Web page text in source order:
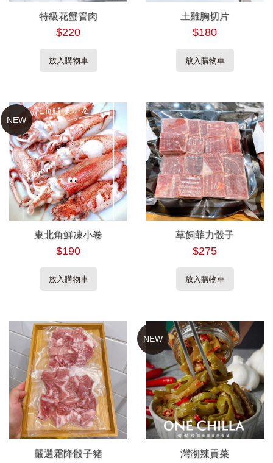
特級花蟹管肉
$220
放入購物車
土雞胸切片
$180
放入購物車
NEW
東北角鮮凍小卷
$190
放入購物車
草飼菲力骰子
$275
放入購物車
嚴選霜降骰子豬
NEW
灣沏辣貢菜